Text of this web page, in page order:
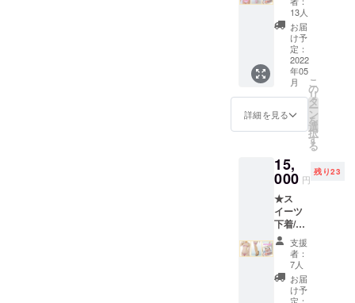
会等のイベ
ント運営を
本格的に始
動する。
・㈱プロ
レネ運営の
「BLUE
EGG」のプ
ロデュー
2020年
・感染症対
策の一環と
して布マス
リ付属
（ブ
ラ・
ショー
ツ用）
ムース
基本
セット
プラン
★ ス
イーツ
下着+オ
リジナ
ルニー
ハイ
リー
ムー
ス）+ポ
スト
カード
基本ハ
ンドメ
イドア
クセサ
リ付属
（ブ
13人
お届
け予
定：
2022
年05
月
詳細を見る
こ
の
リ
タ
ー
ン
を
選
択
す
る
15,
000 円
残り23
★ス
イーツ
下着/モ
ンブラ
ン基本
セット
プラン
★ ス
支援
者：
7人
お届
け予